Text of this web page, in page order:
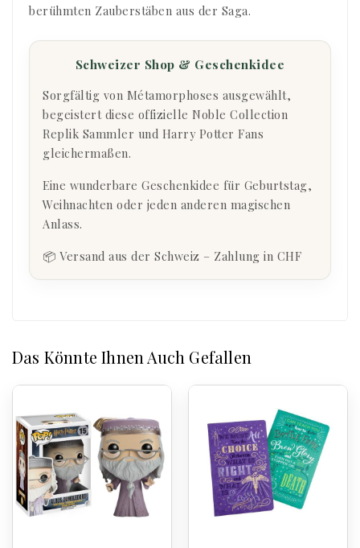
berühmten Zauberstäben aus der Saga.
Schweizer Shop & Geschenkidee
Sorgfältig von Métamorphoses ausgewählt,
begeistert diese offizielle Noble Collection
Replik Sammler und Harry Potter Fans
gleichermaßen.
Eine wunderbare Geschenkidee für Geburtstag,
Weihnachten oder jeden anderen magischen
Anlass.
📦 Versand aus der Schweiz – Zahlung in CHF
Das Könnte Ihnen Auch Gefallen